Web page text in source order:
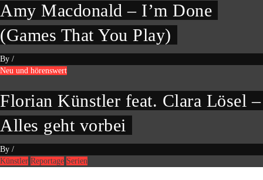
Amy Macdonald – I’m Done
(Games That You Play)
By /
Neu und hörenswert
Florian Künstler feat. Clara Lösel –
Alles geht vorbei
By /
Künstler Reportage Serien